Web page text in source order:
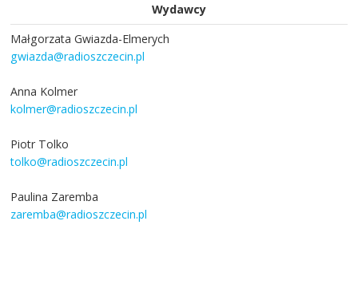
Wydawcy
Małgorzata Gwiazda-Elmerych
gwiazda@radioszczecin.pl
Anna Kolmer
kolmer@radioszczecin.pl
Piotr Tolko
tolko@radioszczecin.pl
Paulina Zaremba
zaremba@radioszczecin.pl